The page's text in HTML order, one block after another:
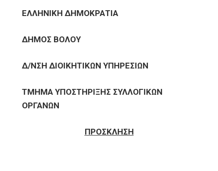
ΕΛΛΗΝΙΚΗ ΔΗΜΟΚΡΑΤΙΑ
ΔΗΜΟΣ ΒΟΛΟΥ
Δ/ΝΣΗ ΔΙΟΙΚΗΤΙΚΩΝ ΥΠΗΡΕΣΙΩΝ
ΤΜΗΜΑ ΥΠΟΣΤΗΡΙΞΗΣ ΣΥΛΛΟΓΙΚΩΝ
ΟΡΓΑΝΩΝ
ΠΡΟΣΚΛΗΣΗ